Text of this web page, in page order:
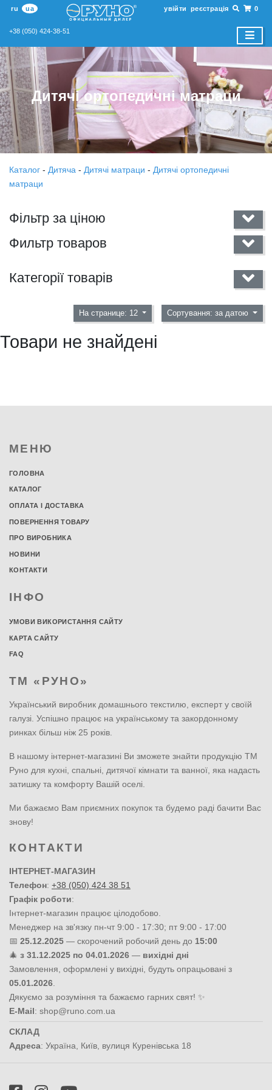
ru ua увійти реєстрація 0
+38 (050) 424-38-51
Дитячі ортопедичні матраци
Каталог - Дитяча - Дитячі матраци - Дитячі ортопедичні
матраци
Фільтр за ціною
Фильтр товаров
Категорії товарів
На странице: 12 Сортування: за датою
Товари не знайдені
МЕНЮ
ГОЛОВНА
КАТАЛОГ
ОПЛАТА І ДОСТАВКА
ПОВЕРНЕННЯ ТОВАРУ
ПРО ВИРОБНИКА
НОВИНИ
КОНТАКТИ
ІНФО
УМОВИ ВИКОРИСТАННЯ САЙТУ
КАРТА САЙТУ
FAQ
ТМ «РУНО»
Український виробник домашнього текстилю, експерт у своїй
галузі. Успішно працює на українському та закордонному
ринках більш ніж 25 років.
В нашому інтернет-магазині Ви зможете знайти продукцію ТМ
Руно для кухні, спальні, дитячої кімнати та ванної, яка надасть
затишку та комфорту Вашій оселі.
Ми бажаємо Вам приємних покупок та будемо раді бачити Вас
знову!
КОНТАКТИ
ІНТЕРНЕТ-МАГАЗИН
Телефон: +38 (050) 424 38 51
Графік роботи:
Інтернет-магазин працює цілодобово.
Менеджер на зв'язку пн-чт 9:00 - 17:30; пт 9:00 - 17:00
📅 25.12.2025 — скорочений робочий день до 15:00
🎄 з 31.12.2025 по 04.01.2026 — вихідні дні
Замовлення, оформлені у вихідні, будуть опрацьовані з
05.01.2026
Дякуємо за розуміння та бажаємо гарних свят! ✨
E-Mail: shop@runo.com.ua
СКЛАД
Адреса: Україна Київ вулиця Куренівська 18